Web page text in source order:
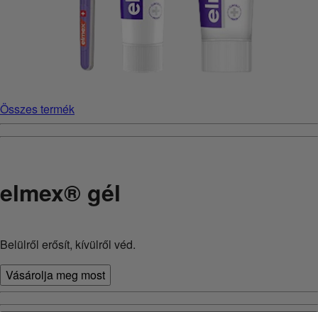
Összes termék
elmex® gél
Belülről erősít, kívülről véd.
Vásárolja meg most